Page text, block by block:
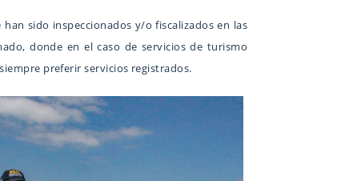
sido inspeccionados y/o fiscalizados en las
donde en el caso de servicios de turismo
preferir servicios registrados.